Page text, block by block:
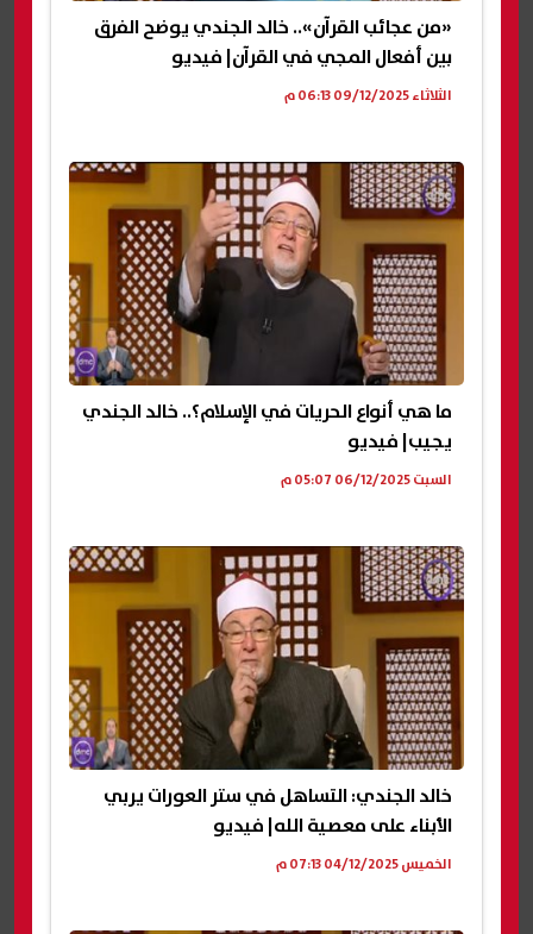
«من عجائب القرآن».. خالد الجندي يوضح الفرق
بين أفعال المجي في القرآن| فيديو
الثلاثاء 09/12/2025 06:13 م
ما هي أنواع الحريات في الإسلام؟.. خالد الجندي
يجيب| فيديو
السبت 06/12/2025 05:07 م
خالد الجندي: التساهل في ستر العورات يربي
الأبناء على معصية الله| فيديو
الخميس 04/12/2025 07:13 م